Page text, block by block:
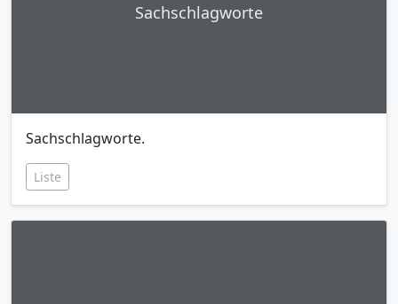
Sachschlagworte
Sachschlagworte.
Liste